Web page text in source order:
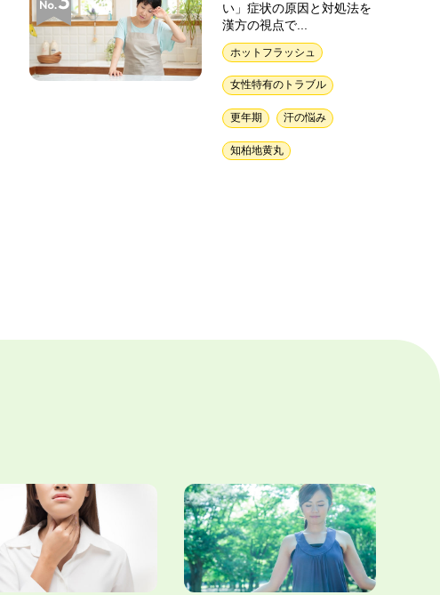
い」症状の原因と対処法を
漢方の視点で...
ホットフラッシュ
女性特有のトラブル
更年期 汗の悩み
知柏地黄丸